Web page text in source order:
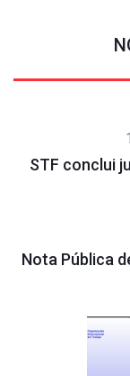
STF conclui
Nota Pública